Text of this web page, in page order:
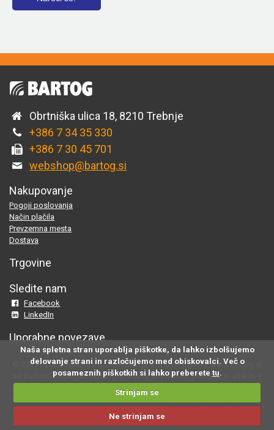
Obrtniška ulica 18, 8210 Trebnje
+386 7 34 35 330
+386 7 30 45 701
webshop@bartog.si
Nakupovanje
Pogoji poslovanja
Način plačila
Prevzemna mesta
Dostava
Trgovine
Sledite nam
Facebook
LinkedIn
Uporabne povezave
© 2015 - 2025 Spletna trgovina Bartog, v spletni trgovini www.bartog.si
se trudimo objavljati samo preverjene in pravilne podatke o artiklih v
ponudbi; če na naši strani odkrijete neresnične oziroma neustrezne
informacije, nam to prosimo sporočite na
izdelkov so simbolične. Cene že vsebujejo DDV.
Naša spletna stran uporablja piškotke, da lahko izbolšujemo
delovanje strani in razločujemo med obiskovalci. Več o
posameznih piškotkih si lahko preberete tu.
Strinjam se
Ne strinjam se